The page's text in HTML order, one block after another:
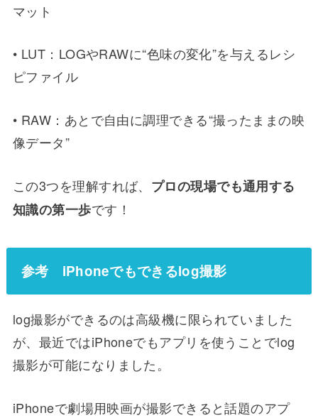
マット
• LUT：LOGやRAWに“色味の変化”を与えるレシ
ピファイル
• RAW：あとで自由に調理できる“撮ったままの映
像データ”
この3つを理解すれば、 プロの現場でも通用する
知識の第一歩です！
参考 iPhoneでもできるlog撮影
log撮影ができるのは高級機に限られていました
が、最近ではiPhoneでもアプリを使うことでlog
撮影が可能になりました。
iPhoneで劇場用映画が撮影できると話題のアプ